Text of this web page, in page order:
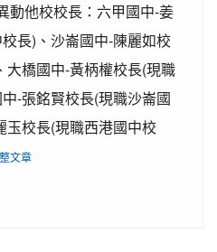
動他校校長：六甲國中-姜
長)、沙崙國中­-陳麗如校
大橋國中-黃柄權校長(現職
-張銘賢校長(現職沙崙國
玉校長(現職西港國中校
文章